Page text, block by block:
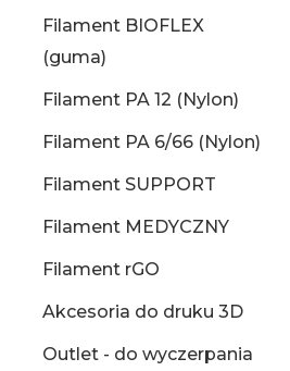
Filament BIOFLEX
(guma)
Filament PA 12 (Nylon)
Filament PA 6/66 (Nylon)
Filament SUPPORT
Filament MEDYCZNY
Filament rGO
Akcesoria do druku 3D
Outlet - do wyczerpania